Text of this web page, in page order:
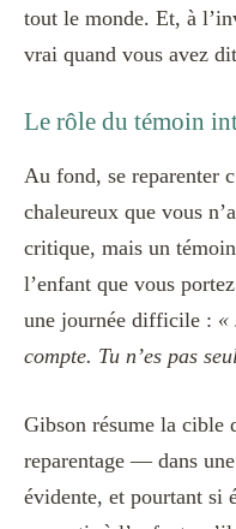
tout le monde. Et, à
vrai quand vous avez
Le rôle du témoin
Au fond, se reparenter
chaleureux que vous
critique, mais un
l’enfant que vous
une journée difficile : «
compte. Tu n’es pas
Gibson résume la
reparentage — dans
évidente, et pourtant si